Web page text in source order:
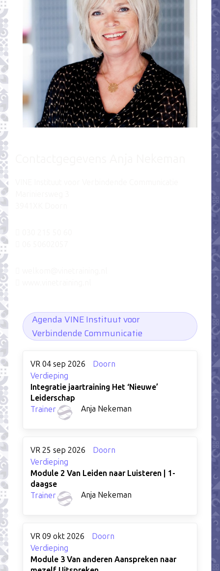
Agenda VINE Instituut voor
Verbindende Communicatie
VR 04 sep 2026
Doorn
Verdieping
Integratie jaartraining Het ‘Nieuwe’
Leiderschap
Trainer
Anja Nekeman
VR 25 sep 2026
Doorn
Verdieping
Module 2 Van Leiden naar Luisteren | 1-
daagse
Trainer
Anja Nekeman
VR 09 okt 2026
Doorn
Verdieping
Module 3 Van anderen Aanspreken naar